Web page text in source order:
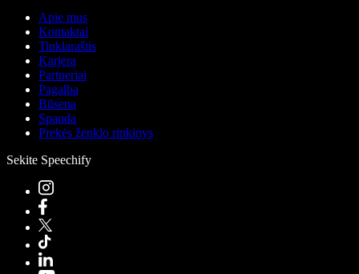
Apie mus
Kontaktai
Tinklaraštis
Karjera
Partneriai
Pagalba
Būsena
Spauda
Prekės ženklo rinkinys
Sekite Speechify